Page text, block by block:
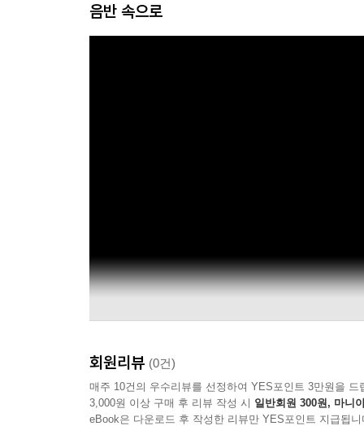
음반 속으로
회원리뷰 (0건)
매주 10건의 우수리뷰를 선정하여 YES포인트 3만원을 드
3,000원 이상 구매 후 리뷰 작성 시 일반회원 300원, 마니
eBook은 다운로드 후 작성한 리뷰만 YES포인트 지급됩니